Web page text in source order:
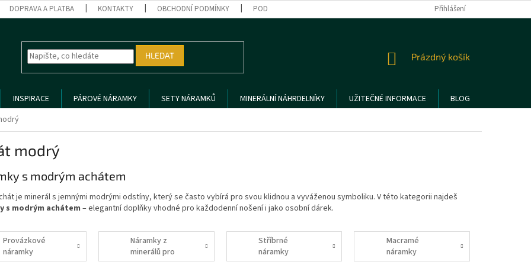
DOPRAVA A PLATBA KONTAKTY OBCHODNÍ PODMÍNKY PODMÍNKY OCHRANY OSOBNÍCH ÚDAJŮ REKLAMACE A VRÁCENÍ ZBOŽÍ
Přihlášení
HLEDAT
NÁKUPNÍ
Prázdný košík
INSPIRACE PÁROVÉ NÁRAMKY SETY NÁRAMKŮ MINERÁLNÍ NÁHRDELNÍKY UŽITEČNÉ INFORMACE
BLOG
modrý
s modrým achátem
je minerál s jemnými modrými odstíny, který se často vybírá pro svou klidnou a vyváženou symboliku. V této kategorii najdeš
s modrým achátem– elegantní doplňky vhodné pro každodenní nošení i jako osobní dárek.
Provázkové
náramky
Náramky z
minerálů pro
Stříbrné
náramky
Macramé
náramky